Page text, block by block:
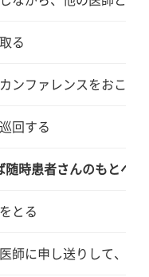
る
ンファレンスをおこな
回する
随時患者さんのもとへ
とる
師に申し送りして、自